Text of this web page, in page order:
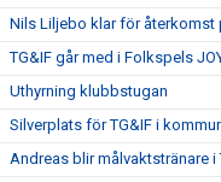
Nils Liljebo klar för återkomst
TG&IF går med i Folkspels
Uthyrning klubbstugan
Silverplats för TG&IF i
Andreas blir målvaktstränare i